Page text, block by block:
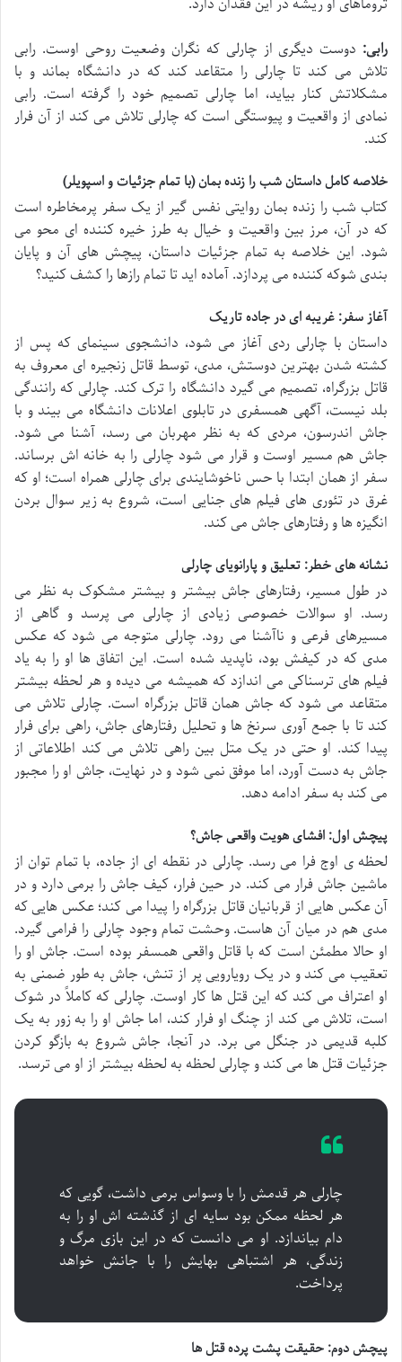
تروماهای او ریشه در این فقدان دارد.
رابی: دوست دیگری از چارلی که نگران وضعیت روحی اوست. رابی
تلاش می کند تا چارلی را متقاعد کند که در دانشگاه بماند و با
مشکلاتش کنار بیاید، اما چارلی تصمیم خود را گرفته است. رابی
نمادی از واقعیت و پیوستگی است که چارلی تلاش می کند از آن فرار
کند.
خلاصه کامل داستان شب را زنده بمان (با تمام جزئیات و اسپویلر)
کتاب شب را زنده بمان روایتی نفس گیر از یک سفر پرمخاطره است
که در آن، مرز بین واقعیت و خیال به طرز خیره کننده ای محو می
شود. این خلاصه به تمام جزئیات داستان، پیچش های آن و پایان
بندی شوکه کننده می پردازد. آماده اید تا تمام رازها را کشف کنید؟
آغاز سفر: غریبه ای در جاده تاریک
داستان با چارلی ردی آغاز می شود، دانشجوی سینمای که پس از
کشته شدن بهترین دوستش، مدی، توسط قاتل زنجیره ای معروف به
قاتل بزرگراه، تصمیم می گیرد دانشگاه را ترک کند. چارلی که رانندگی
بلد نیست، آگهی همسفری در تابلوی اعلانات دانشگاه می بیند و با
جاش اندرسون، مردی که به نظر مهربان می رسد، آشنا می شود.
جاش هم مسیر اوست و قرار می شود چارلی را به خانه اش برساند.
سفر از همان ابتدا با حس ناخوشایندی برای چارلی همراه است؛ او که
غرق در تئوری های فیلم های جنایی است، شروع به زیر سوال بردن
انگیزه ها و رفتارهای جاش می کند.
نشانه های خطر: تعلیق و پارانویای چارلی
در طول مسیر، رفتارهای جاش بیشتر و بیشتر مشکوک به نظر می
رسد. او سوالات خصوصی زیادی از چارلی می پرسد و گاهی از
مسیرهای فرعی و ناآشنا می رود. چارلی متوجه می شود که عکس
مدی که در کیفش بود، ناپدید شده است. این اتفاق ها او را به یاد
فیلم های ترسناکی می اندازد که همیشه می دیده و هر لحظه بیشتر
متقاعد می شود که جاش همان قاتل بزرگراه است. چارلی تلاش می
کند تا با جمع آوری سرنخ ها و تحلیل رفتارهای جاش، راهی برای فرار
پیدا کند. او حتی در یک متل بین راهی تلاش می کند اطلاعاتی از
جاش به دست آورد، اما موفق نمی شود و در نهایت، جاش او را مجبور
می کند به سفر ادامه دهد.
پیچش اول: افشای هویت واقعی جاش؟
لحظه ی اوج فرا می رسد. چارلی در نقطه ای از جاده، با تمام توان از
ماشین جاش فرار می کند. در حین فرار، کیف جاش را برمی دارد و در
آن عکس هایی از قربانیان قاتل بزرگراه را پیدا می کند؛ عکس هایی که
مدی هم در میان آن هاست. وحشت تمام وجود چارلی را فرامی گیرد.
او حالا مطمئن است که با قاتل واقعی همسفر بوده است. جاش او را
تعقیب می کند و در یک رویارویی پر از تنش، جاش به طور ضمنی به
او اعتراف می کند که این قتل ها کار اوست. چارلی که کاملاً در شوک
است، تلاش می کند از چنگ او فرار کند، اما جاش او را به زور به یک
کلبه قدیمی در جنگل می برد. در آنجا، جاش شروع به بازگو کردن
جزئیات قتل ها می کند و چارلی لحظه به لحظه بیشتر از او می ترسد.
چارلی هر قدمش را با وسواس برمی داشت، گویی که
هر لحظه ممکن بود سایه ای از گذشته اش او را به
دام بیاندازد. او می دانست که در این بازی مرگ و
زندگی، هر اشتباهی بهایش را با جانش خواهد
پرداخت.
پیچش دوم: حقیقت پشت پرده قتل ها